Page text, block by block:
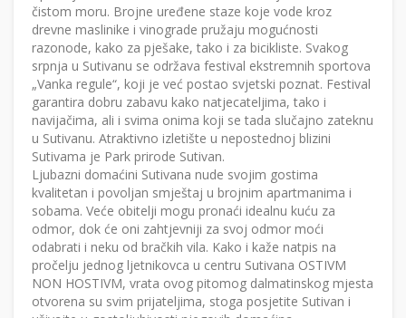
čistom moru. Brojne uređene staze koje vode kroz
drevne maslinike i vinograde pružaju mogućnosti
razonode, kako za pješake, tako i za bicikliste. Svakog
srpnja u Sutivanu se održava festival ekstremnih sportova
„Vanka regule“, koji je već postao svjetski poznat. Festival
garantira dobru zabavu kako natjecateljima, tako i
navijačima, ali i svima onima koji se tada slučajno zateknu
u Sutivanu. Atraktivno izletište u nepostednoj blizini
Sutivama je Park prirode Sutivan.
Ljubazni domaćini Sutivana nude svojim gostima
kvalitetan i povoljan smještaj u brojnim apartmanima i
sobama. Veće obitelji mogu pronaći idealnu kuću za
odmor, dok će oni zahtjevniji za svoj odmor moći
odabrati i neku od bračkih vila. Kako i kaže natpis na
pročelju jednog ljetnikovca u centru Sutivana OSTIVM
NON HOSTIVM, vrata ovog pitomog dalmatinskog mjesta
otvorena su svim prijateljima, stoga posjetite Sutivan i